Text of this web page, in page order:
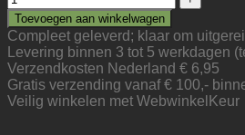
Toevoegen aan winkelwagen
Compleet geleverd; klaar om
Levering binnen 3 tot 5 werkdagen
Verzendkosten Nederland € 6,95
Gratis verzending vanaf € 100,-
Veilig winkelen met WebwinkelKeur